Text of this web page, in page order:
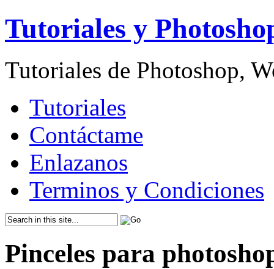
Tutoriales y
Tutoriales de Photoshop,
Tutoriales
Contáctame
Enlazanos
Terminos y Condiciones
Pinceles para